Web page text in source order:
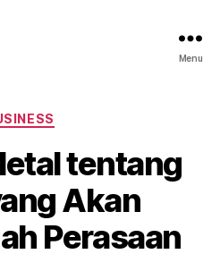
Menu
Categories
tentang
Akan
Perasaan